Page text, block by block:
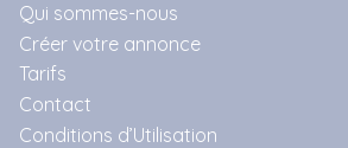
Qui sommes-nous
Créer votre annonce
Tarifs
Contact
Conditions d’Utilisation